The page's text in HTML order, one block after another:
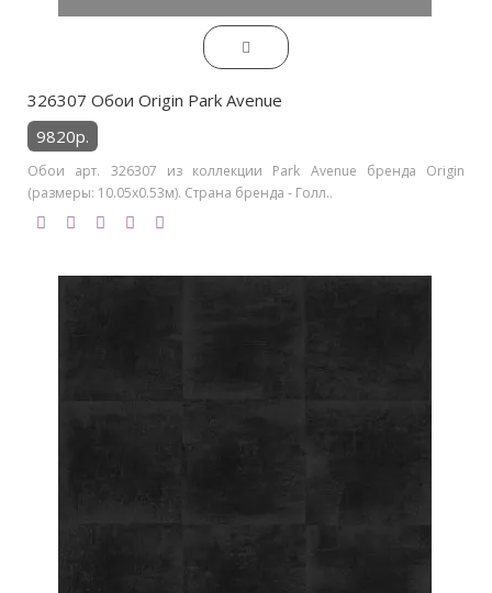
326307 Обои Origin Park Avenue
9820р.
Обои арт. 326307 из коллекции Park Avenue бренда Origin
(размеры: 10.05х0.53м). Страна бренда - Голл..